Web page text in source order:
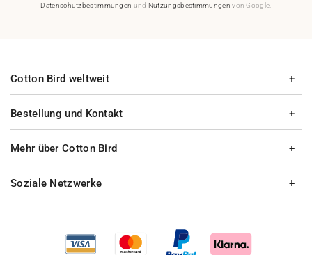
Datenschutzbestimmungen und Nutzungsbestimmungen von Google.
Bestellung und Kontakt
Mehr über Cotton Bird
Cotton Bird weltweit
Soziale Netzwerke